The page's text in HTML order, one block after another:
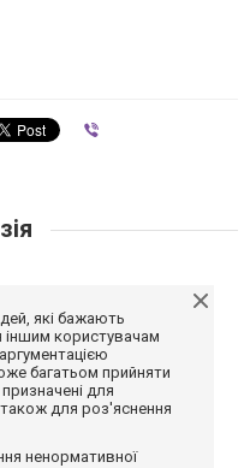
які бажають
іншим користувачам
багатьом прийняти
для
для роз'яснення
ненормативної